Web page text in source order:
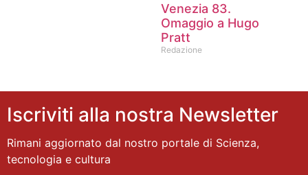
Venezia 83.
Omaggio a Hugo
Pratt
Redazione
Iscriviti alla nostra Newsletter
Rimani aggiornato dal nostro portale di Scienza,
tecnologia e cultura